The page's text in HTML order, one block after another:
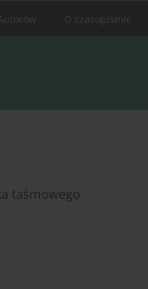
O czasopiśmie
taśmowego